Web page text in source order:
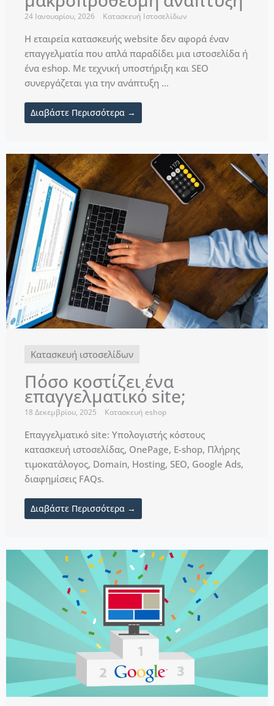
24 Ιανουαρίου, 2026 Κατασκευή Ιστοσελίδων
Η εταιρεία κατασκευής website δεν αφορά έναν
επαγγελματία που απλά παραδίδει μια ιστοσελίδα ή
ένα eshop. Με τεχνική υποστήριξη και SEO
συνεργάζεται για την ανάπτυξη ...
Διαβάστε Περισσότερα →
Κατασκευή ιστοσελίδων
Πόσο κοστίζει ένα
επαγγελματικό site;
18 Δεκεμβρίου, 2025 Κατασκευή eshop
Επαγγελματικό site: Υπολογιστής κόστους
κατασκευή ιστοσελίδας, OnePage, E-shop, Πλήρης
τιμοκατάλογος, Domain, Hosting, SEO, Google Ads,
διαφημίσεις FAQs.
Διαβάστε Περισσότερα →